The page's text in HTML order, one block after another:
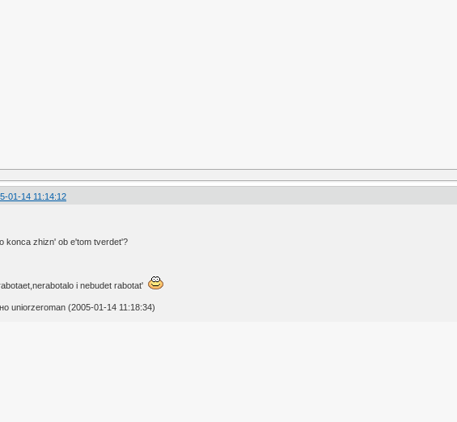
01-14 11:14:12
konca zhizn' ob e'tom tverdet'?
i nebudet rabotat'
uniorzeroman (2005-01-14 11:18:34)